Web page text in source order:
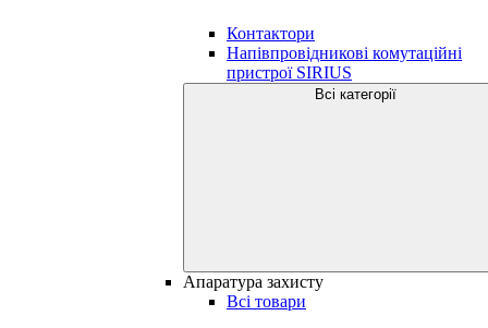
Контактори
Напівпровідникові комутаційні
пристрої SIRIUS
Всі категорії
Апаратура захисту
Всі товари